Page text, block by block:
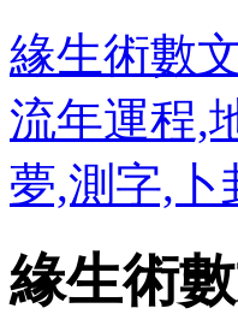
緣生術數
流年運程,
夢,測字,卜
緣生術